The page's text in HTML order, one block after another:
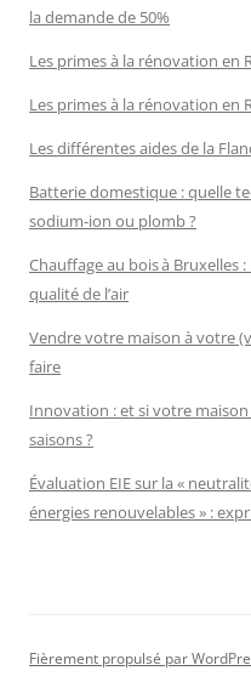
la demande de 50%
Les primes à la rénovation en
Les primes à la rénovation en
Les différentes aides de la
Batterie domestique : quelle
sodium-ion ou plomb ?
Chauffage au bois à Bruxelles
qualité de l’air
Vendre votre maison à votre
faire
Innovation : et si votre
saisons ?
Évaluation EIE sur la «
énergies renouvelables » :
Fièrement propulsé par